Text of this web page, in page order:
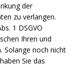
der
zu verlangen.
1 DSGVO
Ihren und
Solange noch nicht
Sie das